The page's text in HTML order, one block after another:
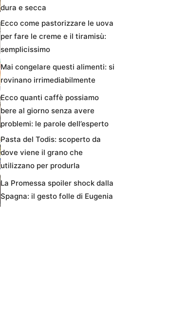
dura e secca
Ecco come pastorizzare le uova
per fare le creme e il tiramisù:
semplicissimo
Mai congelare questi alimenti: si
rovinano irrimediabilmente
Ecco quanti caffè possiamo
bere al giorno senza avere
problemi: le parole dell’esperto
Pasta del Todis: scoperto da
dove viene il grano che
utilizzano per produrla
La Promessa spoiler shock dalla
Spagna: il gesto folle di Eugenia